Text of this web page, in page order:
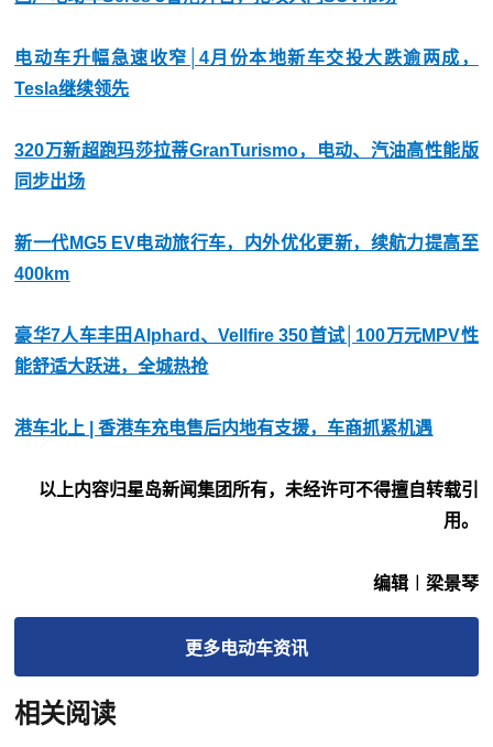
电动车升幅急速收窄│4月份本地新车交投大跌逾两成，
Tesla继续领先
320万新超跑玛莎拉蒂GranTurismo，电动、汽油高性能版
同步出场
新一代MG5 EV电动旅行车，内外优化更新，续航力提高至
400km
豪华7人车丰田Alphard、Vellfire 350首试│100万元MPV性
能舒适大跃进，全城热抢
港车北上 | 香港车充电售后内地有支援，车商抓紧机遇
以上内容归星岛新闻集团所有，未经许可不得擅自转载引
用。
编辑︱梁景琴
更多电动车资讯
相关阅读